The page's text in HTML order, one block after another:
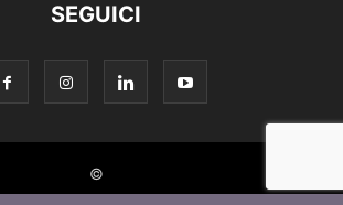
SEGUICI
©